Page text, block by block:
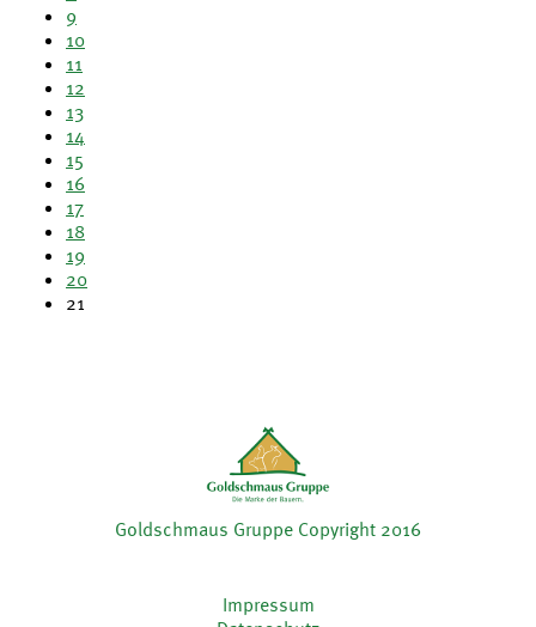
9
10
11
12
13
14
15
16
17
18
19
20
21
Goldschmaus Gruppe Copyright 2016
Impressum